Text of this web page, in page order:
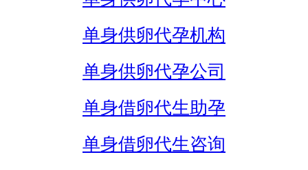
单身供卵代孕机构
单身供卵代孕公司
单身借卵代生助孕
单身借卵代生咨询